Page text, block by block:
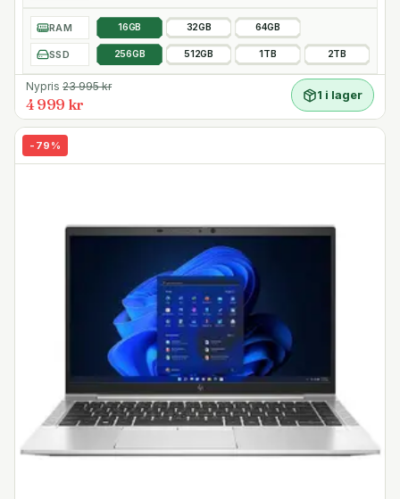
RAM 16GB 32GB 64GB
SSD 256GB 512GB 1TB 2TB
Nypris 23 995kr
4 999 kr
1 i lager
- 79 %